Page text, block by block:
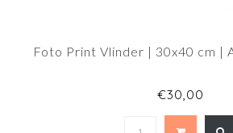
Foto Print Vlinder | 30x40 cm |
€30,00